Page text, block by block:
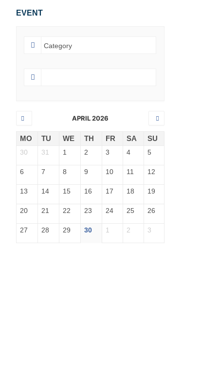
EVENT
APRIL 2026
MO TU WE TH FR SA SU
30 31 1 2 3 4 5
6 7 8 9 10 11 12
13 14 15 16 17 18 19
20 21 22 23 24 25 26
27 28 29 30 1 2 3